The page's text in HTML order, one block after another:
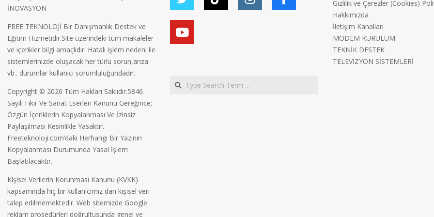
İNOVASYON
FREE TEKNOLOJİ Bir Danışmanlık Destek ve
Eğitim Hizmetidir.Site üzerindeki tüm makaleler
ve içerikler bilgi amaçlıdır. Hatalı işlem nedeni ile
sistemlerinizde oluşacak her türlü sorun,arıza
vb.. durumlar kullanıcı sorumluluğundadır.
Copyright © 2026 Tüm Hakları Saklıdır.5846
Sayılı Fikir Ve Sanat Eserleri Kanunu Gereğince;
Özgün İçeriklerin Kopyalanması Ve İzinsiz
Paylaşılması Kesinlikle Yasaktır.
Freeteknoloji.com’daki Herhangi Bir Yazının
Kopyalanması Durumunda Yasal İşlem
Başlatılacaktır.
Kişisel Verilerin Korunması Kanunu (KVKK)
kapsamında hiç bir kullanıcımız dan kişisel veri
talep edilmemektedir. Web sitemizde Google
reklam prosedürleri doğrultusunda genel ve
Search
Gizlilik ve Çerezler (Cookies)
Hakkımızda
İletişim Kanalları
MODEM KURULUM
TEKNİK DESTEK
TELEVİZYON SİSTEMLERİ